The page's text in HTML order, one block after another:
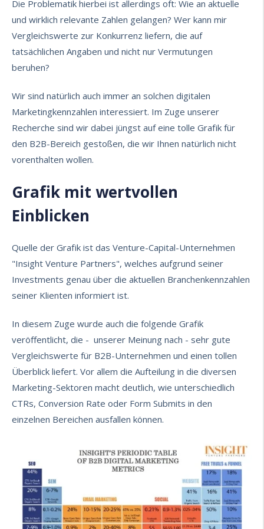
Die Problematik hierbei ist allerdings oft: Wie an aktuelle
und wirklich relevante Zahlen gelangen? Wer kann mir
Vergleichswerte zur Konkurrenz liefern, die auf
tatsächlichen Angaben und nicht nur Vermutungen
beruhen?
Wir sind natürlich auch immer an solchen digitalen
Marketingkennzahlen interessiert. Im Zuge unserer
Recherche sind wir dabei jüngst auf eine tolle Grafik für
den B2B-Bereich gestoßen, die wir Ihnen natürlich nicht
vorenthalten wollen.
Grafik mit wertvollen
Einblicken
Quelle der Grafik ist das Venture-Capital-Unternehmen
"Insight Venture Partners", welches aufgrund seiner
Investments genau über die aktuellen Branchenkennzahlen
seiner Klienten informiert ist.
In diesem Zuge wurde auch die folgende Grafik
veröffentlicht, die - unserer Meinung nach - sehr gute
Vergleichswerte für B2B-Unternehmen und einen tollen
Überblick liefert. Vor allem die Aufteilung in die diversen
Marketing-Sektoren macht deutlich, wie unterschiedlich
CTRs, Conversion Rate oder Form Submits in den
einzelnen Bereichen ausfallen können.